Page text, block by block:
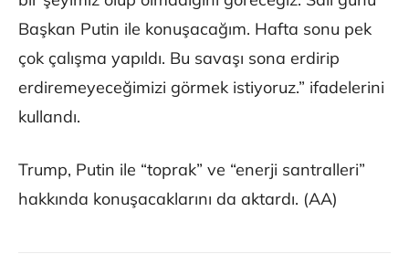
Başkan Putin ile konuşacağım. Hafta sonu pek
çok çalışma yapıldı. Bu savaşı sona erdirip
erdiremeyeceğimizi görmek istiyoruz.” ifadelerini
kullandı.
Trump, Putin ile “toprak” ve “enerji santralleri”
hakkında konuşacaklarını da aktardı. (AA)